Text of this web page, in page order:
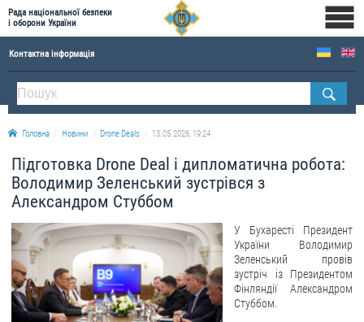
Рада національної безпеки
і оборони України
Контактна інформація
ПРО РНБОУ
Склад Ради національної безпеки і оборони України
Апарат Ради національної безпеки і оборони України
Правова основа діяльності Ради національної безпеки і оборони України
Історична довідка про діяльність Ради національної безпеки і оборони України
ПРЕСЦЕНТР
Новини
Drone Deals
Головна Новини Drone Deals 13.05.2026, 19:24
Підготовка Drone Deal і дипломатична робота:
Володимир Зеленський зустрівся з
Александром Стуббом
У Бухаресті Президент
України Володимир
Зеленський провів
зустріч із Президентом
Фінляндії Александром
Стуббом.